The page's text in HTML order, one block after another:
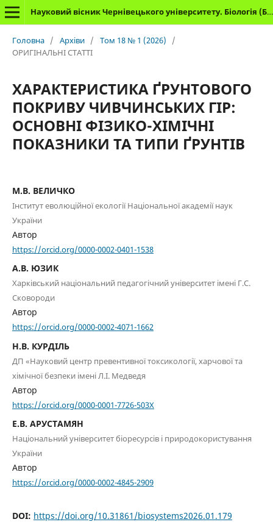
Науковий вісник Чернівецького університету. Біологія (Біологічні системи)
Головна / Архіви / Том 18 № 1 (2026)
/
ОРИГІНАЛЬНІ СТАТТІ
ХАРАКТЕРИСТИКА ҐРУНТОВОГО
ПОКРИВУ ЧИВЧИНСЬКИХ ГІР:
ОСНОВНІ ФІЗИКО-ХІМІЧНІ
ПОКАЗНИКИ ТА ТИПИ ҐРУНТІВ
М.В. ВЕЛИЧКО
Інститут еволюційної екології Національної академії наук
України
Автор
https://orcid.org/0000-0002-0401-1538
А.В. ЮЗИК
Харківський національний педагогічний університет імені Г.С.
Сковороди
Автор
https://orcid.org/0000-0002-4071-1662
Н.В. КУРДІЛЬ
ДП «Науковий центр превентивної токсикології, харчової та
хімічної безпеки імені Л.І. Медведя
Автор
https://orcid.org/0000-0001-7726-503X
Е.В. АРУСТАМЯН
Національний університет біоресурсів і природокористування
України
Автор
https://orcid.org/0000-0002-4845-2909
DOI: https://doi.org/10.31861/biosystems2026.01.179